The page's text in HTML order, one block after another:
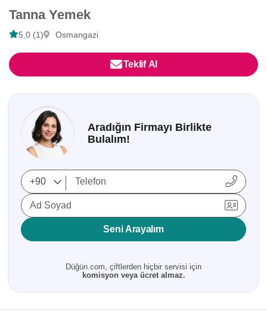
Tanna Yemek
5,0 (1) Osmangazi
Teklif Al
Aradığın Firmayı Birlikte
Bulalım!
Ad Soyad
Seni Arayalım
Düğün.com, çiftlerden hiçbir servisi için
komisyon veya ücret almaz.